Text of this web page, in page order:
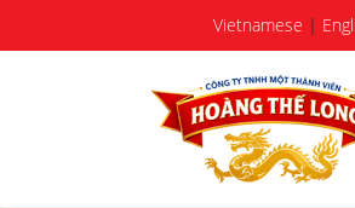
Vietnamese |